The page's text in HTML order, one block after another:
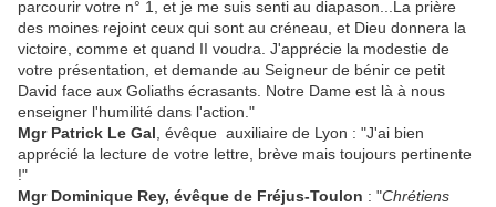
parcourir votre n° 1, et je me suis senti au diapason...La prière
des moines rejoint ceux qui sont au créneau, et Dieu donnera la
victoire, comme et quand II voudra. J'apprécie la modestie de
votre présentation, et demande au Seigneur de bénir ce petit
David face aux Goliaths écrasants. Notre Dame est là à nous
enseigner l'humilité dans l'action."
Mgr Patrick Le Gal , évêque auxiliaire de Lyon : "J'ai bien
apprécié la lecture de votre lettre, brève mais toujours pertinente
!"
Mgr Dominique Rey, évêque de Fréjus-Toulon : "Chrétiens